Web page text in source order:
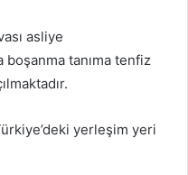
asliye
boşanma tanıma tenfiz
yerleşim yeri